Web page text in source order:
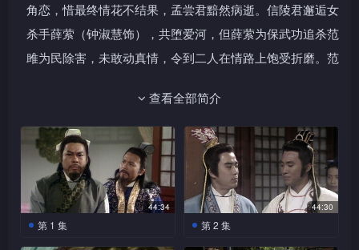
角恋，惜最终情花不结果，孟尝君黯然病逝。信陵君邂逅女
杀手薛萦（钟淑慧饰），共堕爱河，但薛萦为保武功追杀范
雎为民除害，未敢动真情，令到二人在情路上饱受折磨。范
如姬（张静饰）相助下，盗符救赵，与范雎展开一场惊天动
地之血战，薛萦取得湛卢剑，与信陵君联手对付范雎，但误
中雎之奸计，薛萦为救信陵君而惨死，信陵君悲恸欲绝，誓
与范雎决一生死！
查看全部简介
44:34
第 1 集
44:30
第 2 集